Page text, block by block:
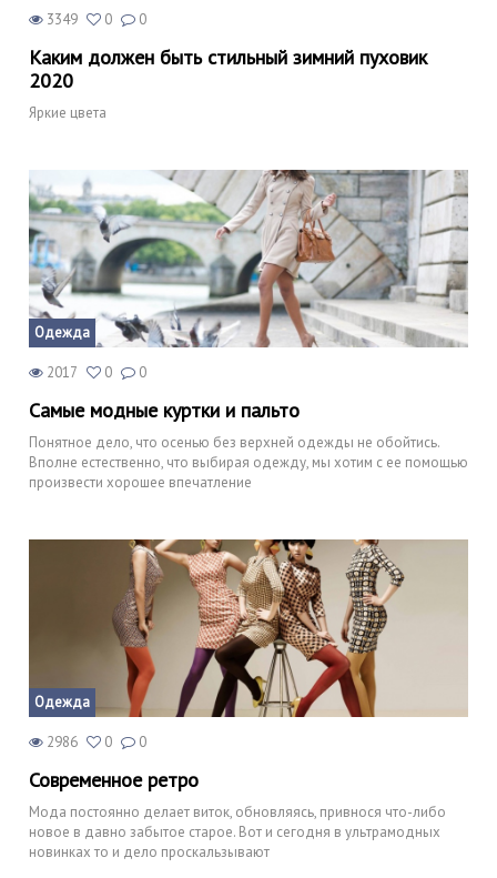
3349 0 0
Каким должен быть стильный зимний пуховик
2020
Яркие цвета
Одежда
2017 0 0
Самые модные куртки и пальто
Понятное дело, что осенью без верхней одежды не обойтись.
Вполне естественно, что выбирая одежду, мы хотим с ее помощью
произвести хорошее впечатление
Одежда
2986 0 0
Современное ретро
Мода постоянно делает виток, обновляясь, привнося что-либо
новое в давно забытое старое. Вот и сегодня в ультрамодных
новинках то и дело проскальзывают